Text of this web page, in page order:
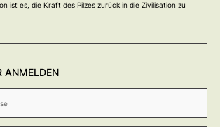
ist es, die Kraft des Pilzes zurück in die Zivilisation zu
ANMELDEN